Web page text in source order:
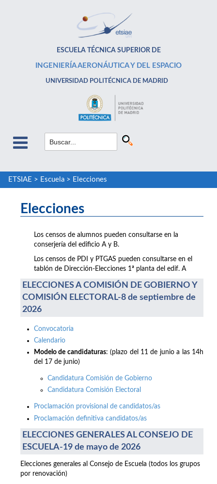
ESCUELA TÉCNICA SUPERIOR DE
INGENIERÍA AERONÁUTICA Y DEL ESPACIO
UNIVERSIDAD POLITÉCNICA DE MADRID
ETSIAE > Escuela> Elecciones
Elecciones
Los censos de alumnos pueden consultarse en la
conserjería del edificio A y B.
Los censos de PDI y PTGAS pueden consultarse en el
tablón de Dirección-Elecciones 1ª planta del edif. A
ELECCIONES A COMISIÓN DE GOBIERNO Y
COMISIÓN ELECTORAL-8 de septiembre de
2026
Convocatoria
Calendario
Modelo de candidaturas: (plazo del 11 de junio a las 14h
del 17 de junio)
Candidatura Comisión de Gobierno
Candidatura Comisión Electoral
Proclamación provisional de candidatos/as
Proclamación definitiva candidatos/as
ELECCIONES GENERALES AL CONSEJO DE
ESCUELA-19 de mayo de 2026
Elecciones generales al Consejo de Escuela (todos los grupos
por renovación)